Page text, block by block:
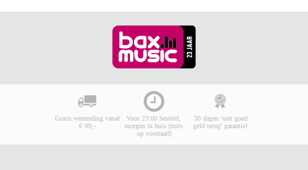
Gratis verzending vanaf
€ 99,-
Voor 23:00 besteld,
morgen in huis (mits
op voorraad)
30 dagen 'niet goed
geld terug' garantie!